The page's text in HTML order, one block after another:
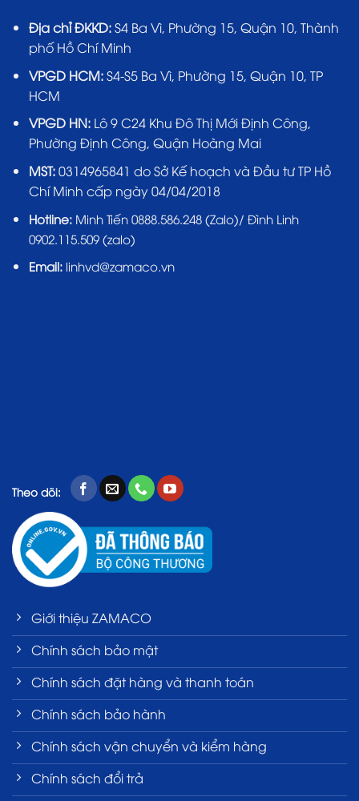
Địa chỉ ĐKKD:S4 Ba Vì, Phường 15, Quận 10, Thành
phố Hồ Chí Minh
VPGD HCM:S4-S5 Ba Vì, Phường 15, Quận 10, TP
HCM
VPGD HN:Lô 9 C24 Khu Đô Thị Mới Định Công,
Phường Định Công, Quận Hoàng Mai
MST:0314965841 do Sở Kế hoạch và Đầu tư TP Hồ
Chí Minh cấp ngày 04/04/2018
Hotline: Minh Tiến 0888.586.248 (Zalo)/ Đình Linh
0902.115.509 (zalo)
Email:linhvd@zamaco.vn
Theo dõi:
Giới thiệu ZAMACO
Chính sách bảo mật
Chính sách đặt hàng và thanh toán
Chính sách bảo hành
Chính sách vận chuyển và kiểm hàng
Chính sách đổi trả